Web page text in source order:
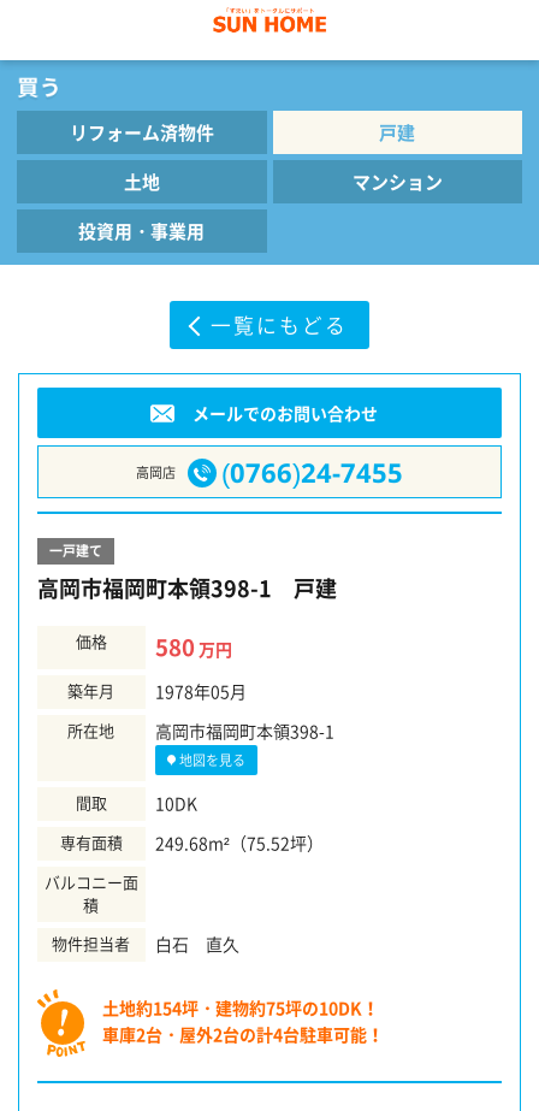
リフォーム済物件
戸建
土地
マンション
投資用・事業用
一覧にもどる
一戸建て
高岡市福岡町本領398-1 戸建
価格 580 万円
築年月 1978年05月
所在地 高岡市福岡町本領398-1
地図を見る
間取 10DK
専有面積 249.68m²（75.52坪）
バルコニー面
積
物件担当者
白石 直久
土地約154坪・建物約75坪の10DK！
車庫2台・屋外2台の計4台駐車可能！
メールでのお問い合わせ
高岡店 (0766)24-7455